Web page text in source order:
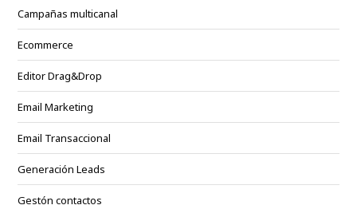
Campañas multicanal
Ecommerce
Editor Drag&Drop
Email Marketing
Email Transaccional
Generación Leads
Gestón contactos